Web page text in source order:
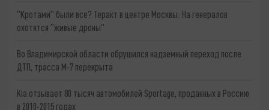
"Кротами" были все? Теракт в центре Москвы: На генералов
охотятся "живые дроны"
Во Владимирской области обрушился надземный переход после
ДТП, трасса М-7 перекрыта
Kia отзывает 80 тысяч автомобилей Sportage, проданных в Россию
в 2010-2015 годах